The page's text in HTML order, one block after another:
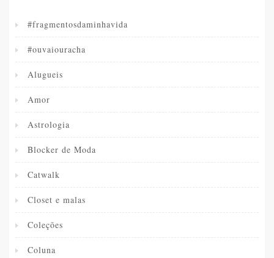
#fragmentosdaminhavida
#ouvaiouracha
Alugueis
Amor
Astrologia
Blocker de Moda
Catwalk
Closet e malas
Coleções
Coluna